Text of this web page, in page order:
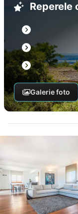
Reperele
Galerie foto